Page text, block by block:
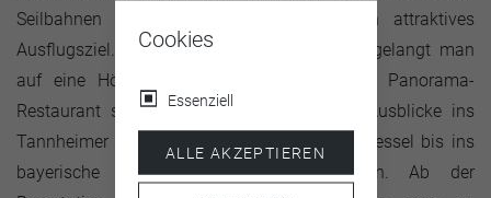
Seilbahnen erschlossene Hahnenkamm ein attraktives
Ausflugsziel. Mit der 8er-Einseilumlaufbahn gelangt man
auf eine Höhe von 1730 Metern, wo das Panorama-
Restaurant steht, von dem aus sich tolle Ausblicke ins
Tannheimer Tal und über den Reuttener Talkessel bis ins
bayerische Voralpenland genießen lassen. Ab der
Cookies
Essenziell
ALLE AKZEPTIEREN